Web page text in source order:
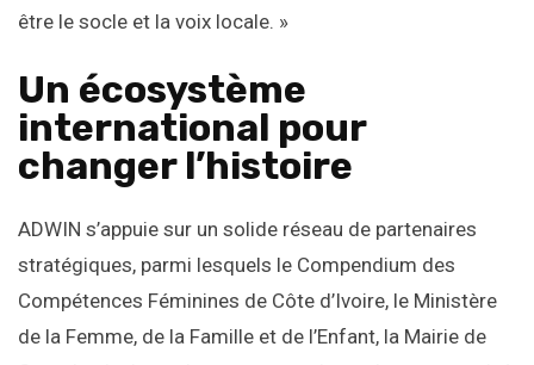
être le socle et la voix locale. »
Un écosystème
international pour
changer l’histoire
ADWIN s’appuie sur un solide réseau de partenaires
stratégiques, parmi lesquels le Compendium des
Compétences Féminines de Côte d’Ivoire, le Ministère
de la Femme, de la Famille et de l’Enfant, la Mairie de